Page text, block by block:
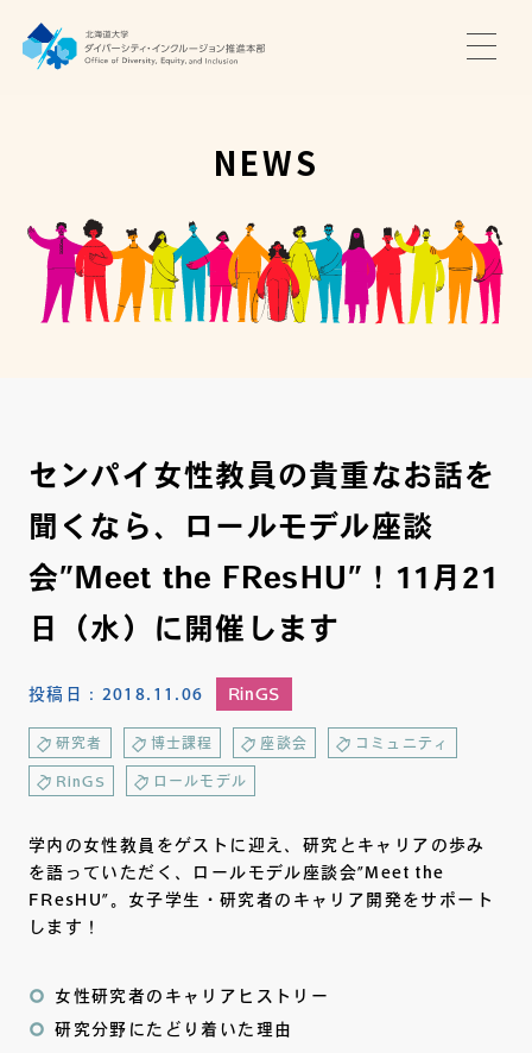
推進本部について
アクセス・お問い合わせ
NEWS
センパイ女性教員の貴重なお話を
聞くなら、ロールモデル座談
会”Meet the FResHU”！11月21
日（水）に開催します
投稿日： 2018.11.06 RinGS
研究者 博士課程 座談会 コミュニティ
RinGS ロールモデル
学内の女性教員をゲストに迎え、研究とキャリアの歩み
を語っていただく、ロールモデル座談会”Meet the
FResHU”。女子学生・研究者のキャリア開発をサポート
します！
女性研究者のキャリアヒストリー
研究分野にたどり着いた理由